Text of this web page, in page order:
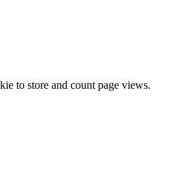
to store and count page views.